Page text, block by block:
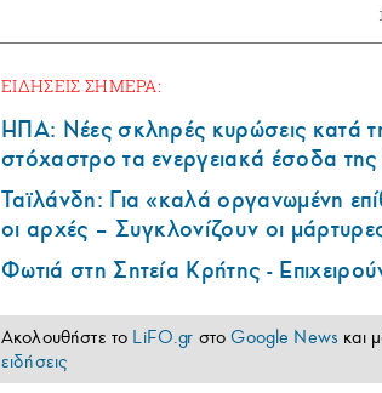
ΕΙΔΗΣΕΙΣ ΣΗΜΕΡΑ:
ΗΠΑ: Nέες σκληρές κυρώσεις κατά
στόχαστρο τα ενεργειακά έσοδα
Ταϊλάνδη: Για «καλά οργανωμένη
οι αρχές – Συγκλονίζουν οι
Φωτιά στη Σητεία Κρήτης -
Ακολουθήστε το LiFO.gr στοGoogle News και
ειδήσεις